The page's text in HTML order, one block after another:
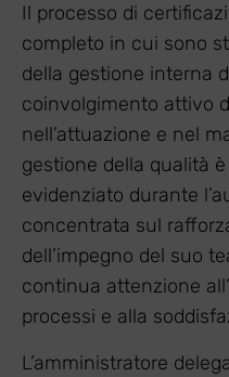
Il processo di
completo in cui sono
della gestione interna
coinvolgimento attivo
nell’attuazione e nel
gestione della qualità
evidenziato durante
concentrata sul
dell’impegno del suo
continua attenzione
processi e alla
L’amministratore